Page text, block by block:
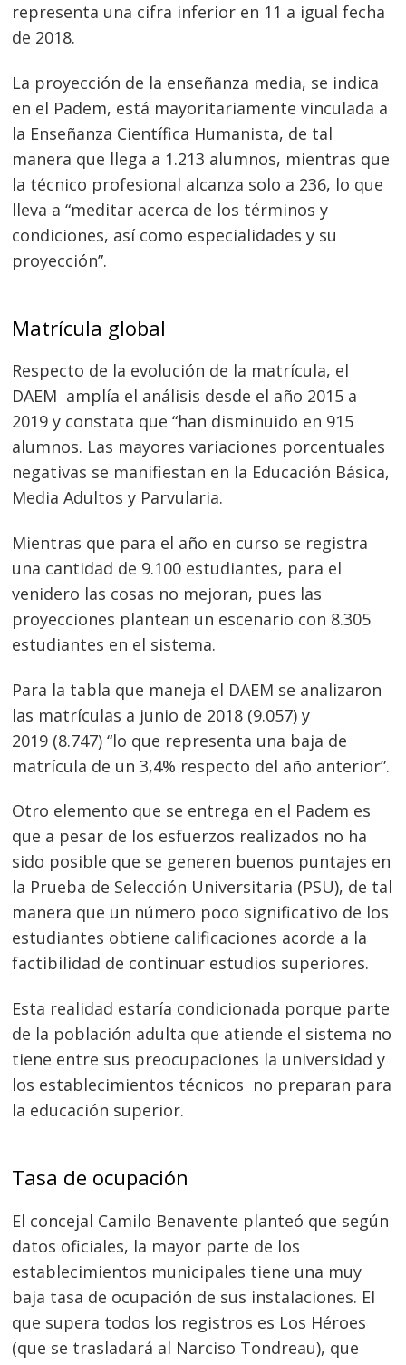
representa una cifra inferior en 11 a igual fecha
de 2018.
La proyección de la enseñanza media, se indica
en el Padem, está mayoritariamente vinculada a
la Enseñanza Científica Humanista, de tal
manera que llega a 1.213 alumnos, mientras que
la técnico profesional alcanza solo a 236, lo que
lleva a “meditar acerca de los términos y
condiciones, así como especialidades y su
proyección”.
Matrícula global
Respecto de la evolución de la matrícula, el
DAEM amplía el análisis desde el año 2015 a
2019 y constata que “han disminuido en 915
alumnos. Las mayores variaciones porcentuales
negativas se manifiestan en la Educación Básica,
Media Adultos y Parvularia.
Mientras que para el año en curso se registra
una cantidad de 9.100 estudiantes, para el
venidero las cosas no mejoran, pues las
proyecciones plantean un escenario con 8.305
estudiantes en el sistema.
Para la tabla que maneja el DAEM se analizaron
las matrículas a junio de 2018 (9.057) y
2019 (8.747) “lo que representa una baja de
matrícula de un 3,4% respecto del año anterior”.
Otro elemento que se entrega en el Padem es
que a pesar de los esfuerzos realizados no ha
sido posible que se generen buenos puntajes en
la Prueba de Selección Universitaria (PSU), de tal
manera que un número poco significativo de los
estudiantes obtiene calificaciones acorde a la
factibilidad de continuar estudios superiores.
Esta realidad estaría condicionada porque parte
de la población adulta que atiende el sistema no
tiene entre sus preocupaciones la universidad y
los establecimientos técnicos no preparan para
la educación superior.
Tasa de ocupación
El concejal Camilo Benavente planteó que según
datos oficiales, la mayor parte de los
establecimientos municipales tiene una muy
baja tasa de ocupación de sus instalaciones. El
que supera todos los registros es Los Héroes
(que se trasladará al Narciso Tondreau), que
de
entradas